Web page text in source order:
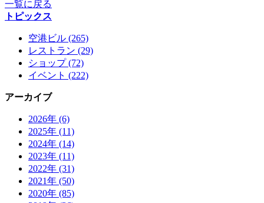
一覧に戻る
トピックス
空港ビル (265)
レストラン (29)
ショップ (72)
イベント (222)
アーカイブ
2026年 (6)
2025年 (11)
2024年 (14)
2023年 (11)
2022年 (31)
2021年 (50)
2020年 (85)